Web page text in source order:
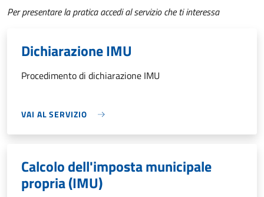
Per presentare la pratica accedi al servizio che ti interessa
Dichiarazione IMU
Procedimento di dichiarazione IMU
VAI AL SERVIZIO
Calcolo dell'imposta municipale
propria (IMU)